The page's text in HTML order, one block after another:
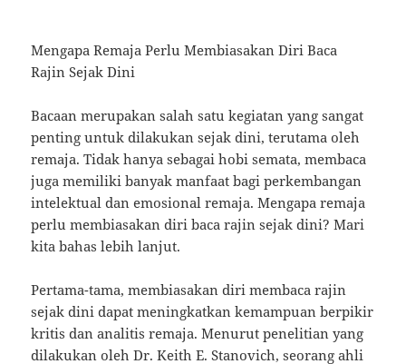
Mengapa Remaja Perlu Membiasakan Diri Baca
Rajin Sejak Dini
Bacaan merupakan salah satu kegiatan yang sangat
penting untuk dilakukan sejak dini, terutama oleh
remaja. Tidak hanya sebagai hobi semata, membaca
juga memiliki banyak manfaat bagi perkembangan
intelektual dan emosional remaja. Mengapa remaja
perlu membiasakan diri baca rajin sejak dini? Mari
kita bahas lebih lanjut.
Pertama-tama, membiasakan diri membaca rajin
sejak dini dapat meningkatkan kemampuan berpikir
kritis dan analitis remaja. Menurut penelitian yang
dilakukan oleh Dr. Keith E. Stanovich, seorang ahli